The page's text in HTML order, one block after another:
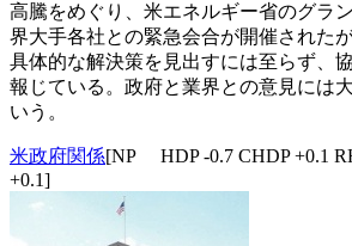
高騰をめぐり、米エネルギー省のグラ
界大手各社との緊急会合が開催された
具体的な解決策を見出すには至らず、
報じている。政府と業界との意見には
いう。
米政府関係[NP HDP -0.7 CHDP +0.1
+0.1]